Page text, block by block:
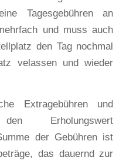
Tagesgebühren an
und muss auch
den Tag nochmal
velassen und wieder
Extragebühren und
den Erholungswert
der Gebühren ist
das dauernd zur